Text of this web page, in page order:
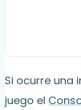
Si ocurre una
juego el